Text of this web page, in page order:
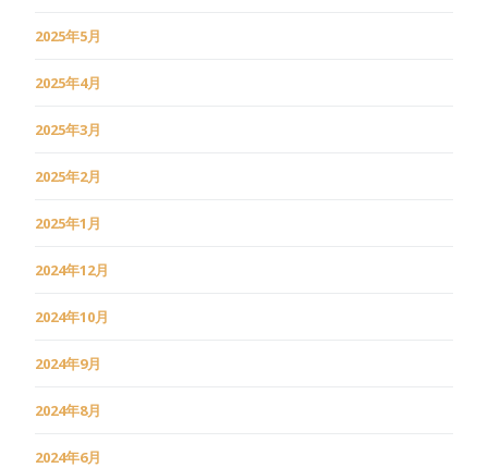
2025年5月
2025年4月
2025年3月
2025年2月
2025年1月
2024年12月
2024年10月
2024年9月
2024年8月
2024年6月